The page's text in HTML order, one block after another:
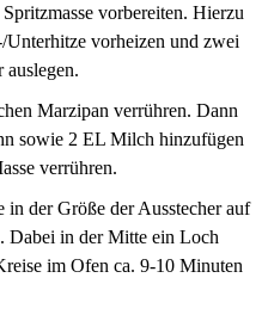
vorbereiten. Hierzu
vorheizen und zwei
Marzipan verrühren. Dann
sowie 2 EL Milch hinzufügen
verrühren.
der Größe der Ausstecher auf
Dabei in der Mitte ein Loch
im Ofen ca. 9-10 Minuten